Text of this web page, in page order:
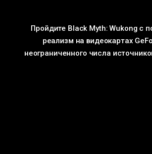
Пройдите Black Myth: Wukong с
реализм на видеокартах
неограниченного числа